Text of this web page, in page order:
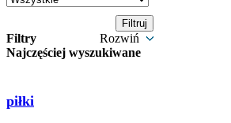
Filtry
Rozwiń
Najczęściej wyszukiwane
piłki